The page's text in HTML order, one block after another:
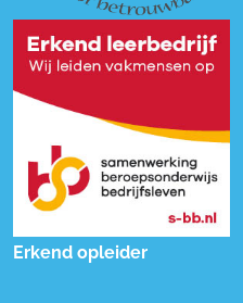
Erkend opleider